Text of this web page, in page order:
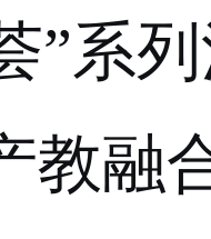
”系列
教融